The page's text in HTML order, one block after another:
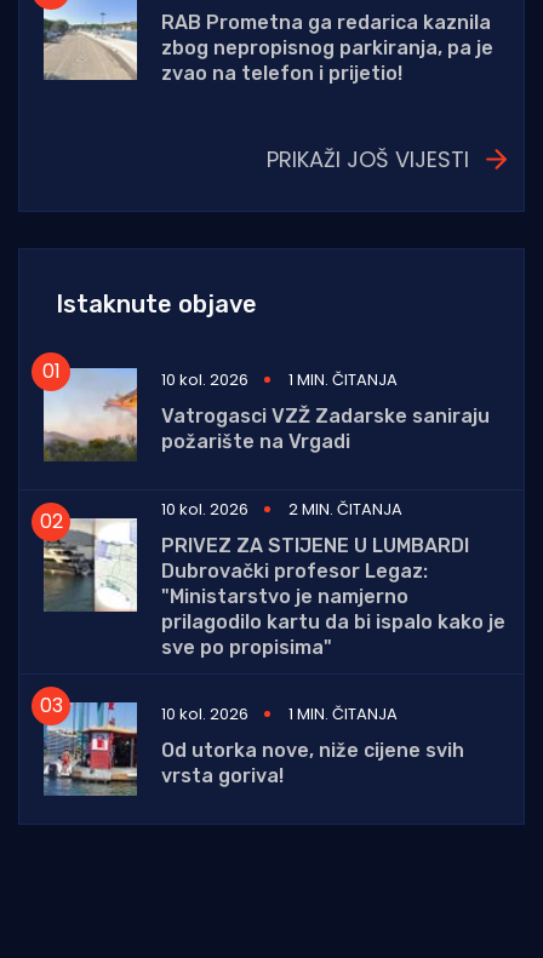
RAB Prometna ga redarica kaznila
zbog nepropisnog parkiranja, pa je
zvao na telefon i prijetio!
PRIKAŽI JOŠ VIJESTI
Istaknute objave
10 kol. 2026
1 MIN. ČITANJA
Vatrogasci VZŽ Zadarske saniraju
požarište na Vrgadi
10 kol. 2026
2 MIN. ČITANJA
PRIVEZ ZA STIJENE U LUMBARDI
Dubrovački profesor Legaz:
"Ministarstvo je namjerno
prilagodilo kartu da bi ispalo kako je
sve po propisima"
10 kol. 2026
1 MIN. ČITANJA
Od utorka nove, niže cijene svih
vrsta goriva!